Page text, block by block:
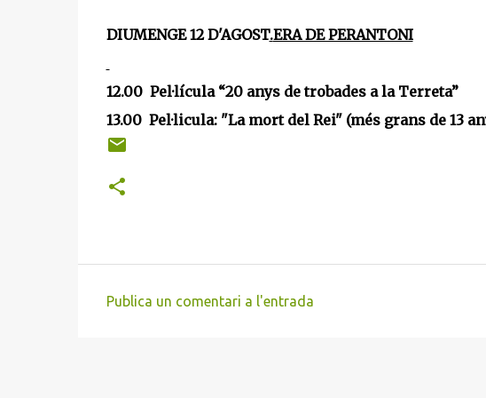
DIUMENGE 12 D'AGOST.ERA DE PERANTONI
12.00 Pel·lícula “20 anys de trobades a la Terreta”
13.00Pel·licula: "La mort del Rei" (més grans de 13
Publica un comentari a l'entrada